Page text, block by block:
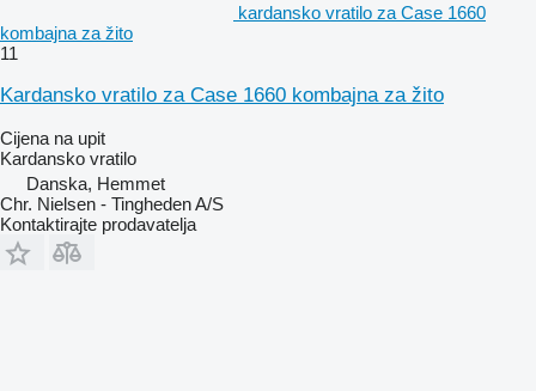
kardansko vratilo za Case 1660
kombajna za žito
11
Kardansko vratilo za Case 1660 kombajna za žito
Cijena na upit
Kardansko vratilo
Danska, Hemmet
Chr. Nielsen - Tingheden A/S
Kontaktirajte prodavatelja